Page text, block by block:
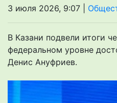
3 июля 2026, 9:07 |
В Казани подвели итоги
федеральном уровне
Денис Ануфриев.